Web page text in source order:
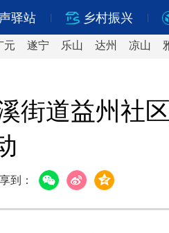
驿站 乡村振兴
元 遂宁 乐山 达州 凉山
街道益州社
到：